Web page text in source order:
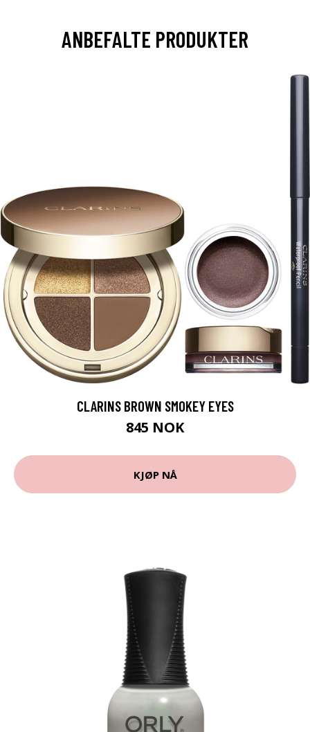
ANBEFALTE PRODUKTER
CLARINS BROWN SMOKEY EYES
845 NOK
KJØP NÅ